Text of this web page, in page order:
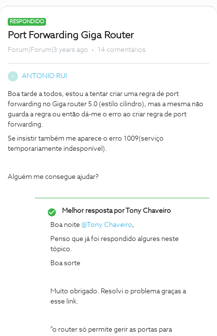
RESPONDIDO
Port Forwarding Giga Router
Forum|Forum|3 years ago 14 comentários
A ANTONIO RUI
Boa tarde a todos, estou a tentar criar uma regra de port
forwarding no Giga router 5.0 (estilo cilindro), mas a mesma não
guarda a regra ou então dá-me o erro ao criar regra de port
forwarding.
Se insistir também me aparece o erro 1009(serviço
temporariamente indesponível).
Alguém me consegue ajudar?
Melhor resposta porTony Chaveiro
Boa noite @Tony Chaveiro,
Penso que já foi respondido algures neste
tópico.
Boa sorte
Muito obrigado. Resolvi o problema graças a
esse link.
"o router só permite gerir as portas para